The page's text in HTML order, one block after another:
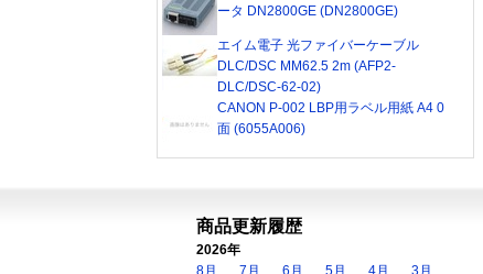
ータ DN2800GE (DN2800GE)
エイム電子 光ファイバーケーブル
DLC/DSC MM62.5 2m (AFP2-
DLC/DSC-62-02)
CANON P-002 LBP用ラベル用紙 A4 0
面 (6055A006)
商品更新履歴
2026年
8月
7月 6月 5月 4月
3月